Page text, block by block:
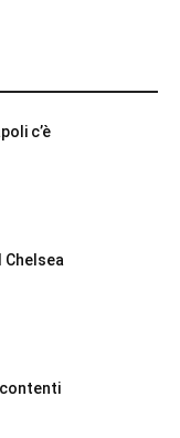
c’è
Chelsea
contenti